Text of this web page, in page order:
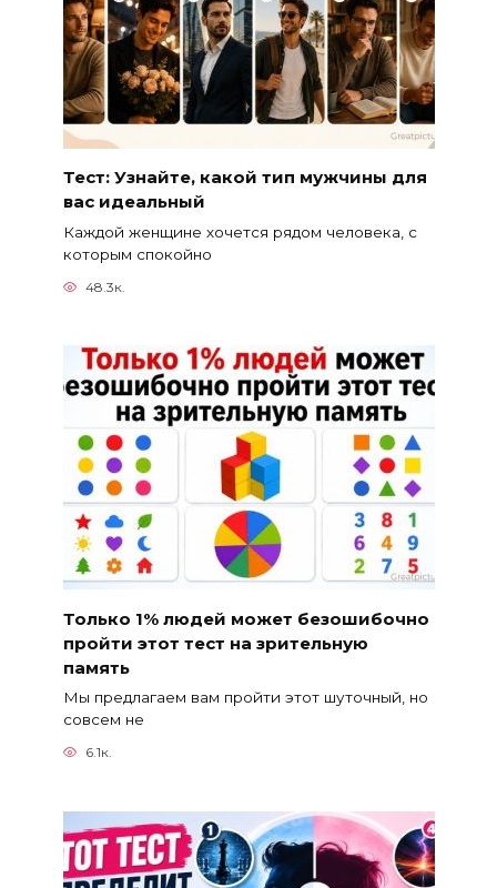
Тест: Узнайте, какой тип мужчины для
вас идеальный
Каждой женщине хочется рядом человека, с
которым спокойно
48.3к.
Только 1% людей может безошибочно
пройти этот тест на зрительную
память
Мы предлагаем вам пройти этот шуточный, но
совсем не
6.1к.